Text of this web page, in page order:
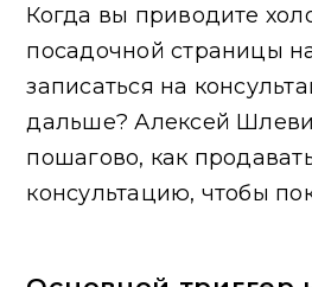
Когда вы приводите
посадочной страницы
записаться на
дальше? Алексей
пошагово, как
консультацию, чтобы